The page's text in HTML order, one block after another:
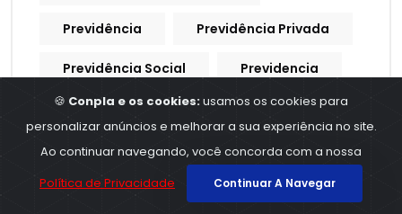
Previdência Previdência Privada
Previdência Social Previdencia
Previdencia Social
Processo Trabalhista
Procuração Digital
🍪 Conpla e os cookies:usamos os cookies para
personalizar anúncios e melhorar a sua experiência no site.
Ao continuar navegando, você concorda com a nossa
Política de Privacidade
Continuar A Navegar